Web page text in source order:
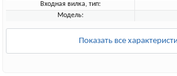
Входная вилка, тип:
Модель:
Показать все